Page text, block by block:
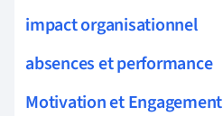
impact organisationnel
absences et performance
Motivation et Engagement